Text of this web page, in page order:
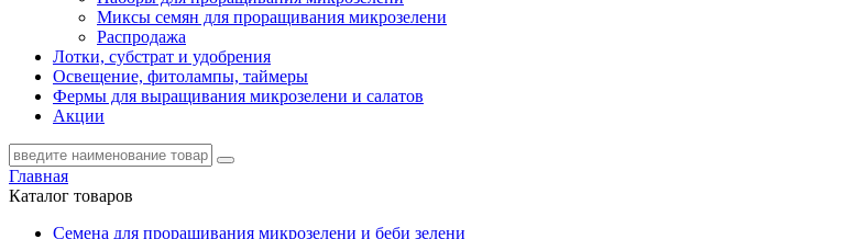
Миксы семян для проращивания микрозелени
Распродажа
Лотки, субстрат и удобрения
Освещение, фитолампы, таймеры
Фермы для выращивания микрозелени и салатов
Акции
Главная
Каталог товаров
Семена для проращивания микрозелени и беби зелени